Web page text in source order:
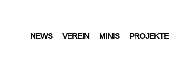
NEWS VEREIN MINIS PROJEKTE